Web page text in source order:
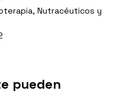
Nutracéuticos y
pueden